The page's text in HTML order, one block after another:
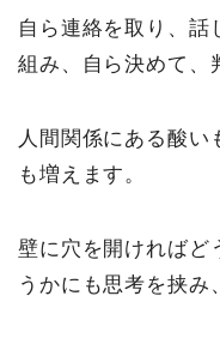
自ら連絡を取り、話
組み、自ら決めて、
人間関係にある酸い
も増えます。
壁に穴を開ければど
うかにも思考を挟み